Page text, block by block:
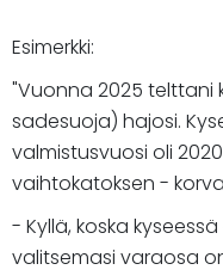
Esimerkki:
"Vuonna 2025
sadesuoja) hajosi.
valmistusvuosi oli
vaihtokatoksen -
- Kyllä, koska
valitsemasi varaosa